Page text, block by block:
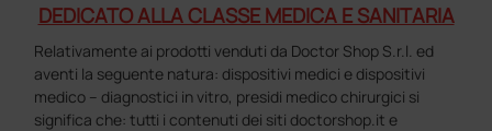
DEDICATO ALLA CLASSE MEDICA E SANITARIA
Relativamente ai prodotti venduti da Doctor Shop S.r.l. ed
aventi la seguente natura: dispositivi medici e dispositivi
medico – diagnostici in vitro, presidi medico chirurgici si
significa che: tutti i contenuti dei siti doctorshop.it e